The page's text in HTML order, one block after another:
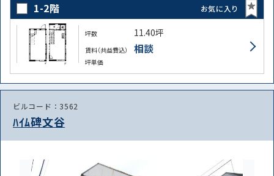
1-2階 お気に入り
坪数 11.40坪
賃料（共益費込） 相談
坪単価
ビルコード：3562
ﾊｲﾑ碑文谷